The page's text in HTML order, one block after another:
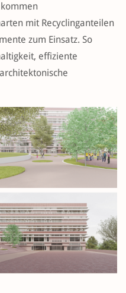
mit Recyclinganteilen
zum Einsatz. So
effiziente